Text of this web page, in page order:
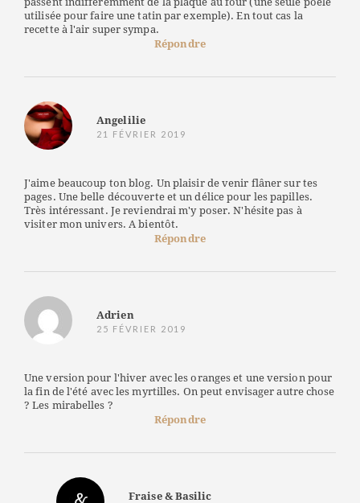
utilisée pour faire une tatin par exemple). En tout cas la
recette à l'air super sympa.
Répondre
Angelilie
21 FÉVRIER 2019
J'aime beaucoup ton blog. Un plaisir de venir flâner sur tes
pages. Une belle découverte et un délice pour les papilles.
Très intéressant. Je reviendrai m'y poser. N'hésite pas à
visiter mon univers. A bientôt.
Répondre
Adrien
25 FÉVRIER 2019
Une version pour l'hiver avec les oranges et une version pour
la fin de l'été avec les myrtilles. On peut envisager autre chose
? Les mirabelles ?
Répondre
Fraise & Basilic